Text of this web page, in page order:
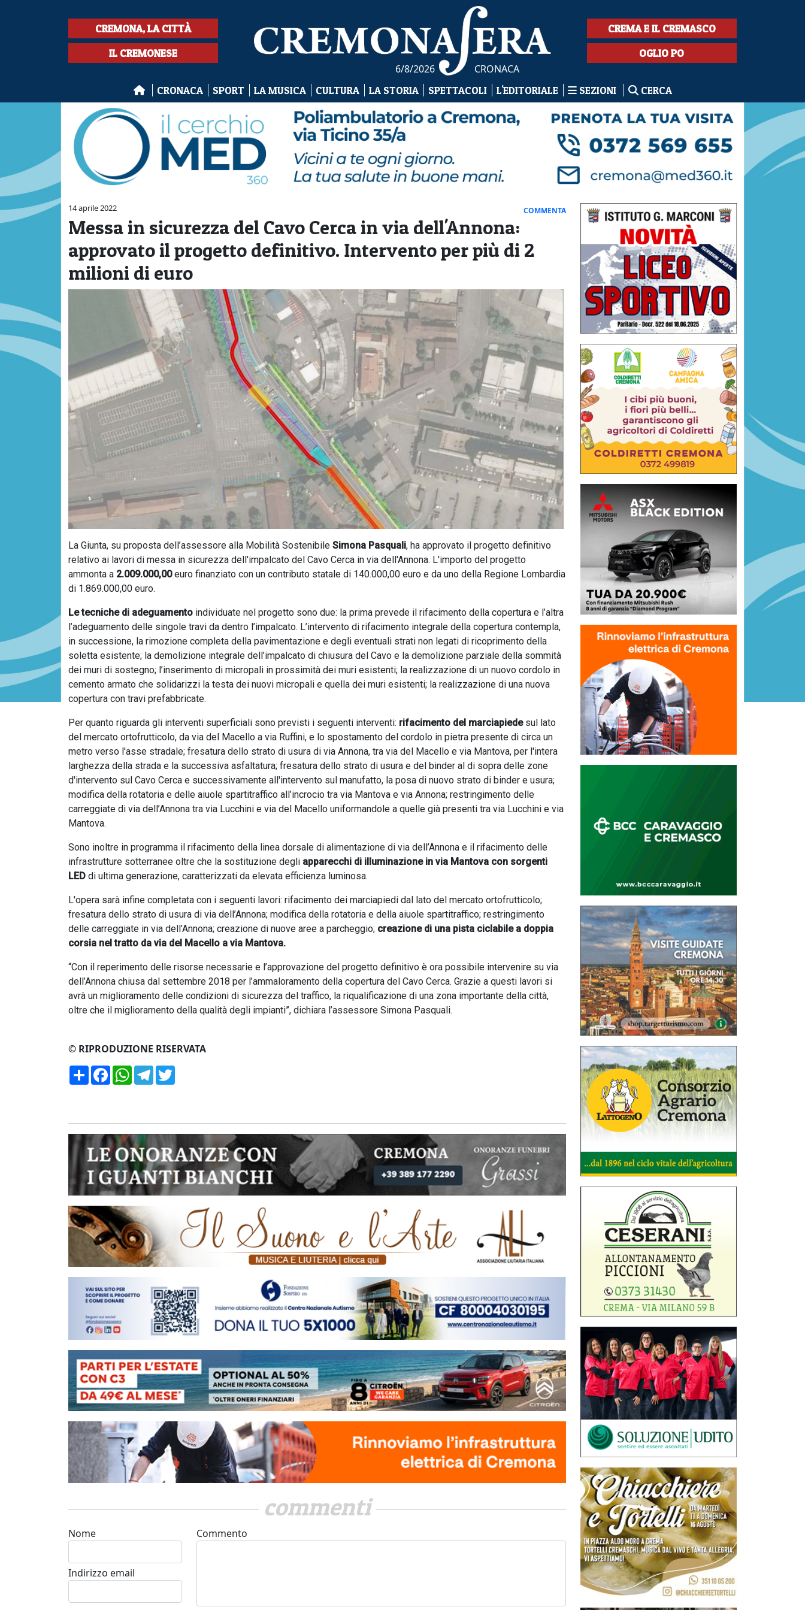
CREMONA, LA CITTÀ
IL CREMONESE
6/8/2026 CRONACA
CREMA E IL CREMASCO
OGLIO PO
CRONACA SPORT LA MUSICA CULTURA LA STORIA SPETTACOLI L'EDITORIALE SEZIONI CERCA
14 aprile 2022 COMMENTA
Messa in sicurezza del Cavo Cerca in via dell'Annona:
approvato il progetto definitivo. Intervento per più di 2
milioni di euro
La Giunta, su proposta dell’assessore alla Mobilità Sostenibile Simona Pasquali, ha approvato il progetto definitivo
relativo ai lavori di messa in sicurezza dell'impalcato del Cavo Cerca in via dell'Annona. L'importo del progetto
ammonta a 2.009.000,00euro finanziato con un contributo statale di 140.000,00 euro e da uno della Regione Lombardia
di 1.869.000,00 euro.
Le tecniche di adeguamento individuate nel progetto sono due: la prima prevede il rifacimento della copertura e l’altra
l’adeguamento delle singole travi da dentro l’impalcato. L’intervento di rifacimento integrale della copertura contempla,
in successione, la rimozione completa della pavimentazione e degli eventuali strati non legati di ricoprimento della
soletta esistente; la demolizione integrale dell’impalcato di chiusura del Cavo e la demolizione parziale della sommità
dei muri di sostegno; l’inserimento di micropali in prossimità dei muri esistenti; la realizzazione di un nuovo cordolo in
cemento armato che solidarizzi la testa dei nuovi micropali e quella dei muri esistenti; la realizzazione di una nuova
copertura con travi prefabbricate.
Per quanto riguarda gli interventi superficiali sono previsti i seguenti interventi: rifacimento del marciapiedesul lato
del mercato ortofrutticolo, da via del Macello a via Ruffini, e lo spostamento del cordolo in pietra presente di circa un
metro verso l'asse stradale; fresatura dello strato di usura di via Annona, tra via del Macello e via Mantova, per l'intera
larghezza della strada e la successiva asfaltatura; fresatura dello strato di usura e del binder al di sopra delle zone
d'intervento sul Cavo Cerca e successivamente all'intervento sul manufatto, la posa di nuovo strato di binder e usura;
modifica della rotatoria e delle aiuole spartitraffico all’incrocio tra via Mantova e via Annona; restringimento delle
carreggiate di via dell’Annona tra via Lucchini e via del Macello uniformandole a quelle già presenti tra via Lucchini e via
Mantova.
Sono inoltre in programma il rifacimento della linea dorsale di alimentazione di via dell’Annona e il rifacimento delle
infrastrutture sotterranee oltre che la sostituzione degli apparecchi di illuminazione in via Mantova con sorgenti
LED di ultima generazione, caratterizzati da elevata efficienza luminosa.
L'opera sarà infine completata con i seguenti lavori: rifacimento dei marciapiedi dal lato del mercato ortofrutticolo;
fresatura dello strato di usura di via dell’Annona; modifica della rotatoria e della aiuole spartitraffico; restringimento
delle carreggiate in via dell’Annona; creazione di nuove aree a parcheggio; creazione di una pista ciclabile a doppia
corsia nel tratto da via del Macello a via Mantova.
“Con il reperimento delle risorse necessarie e l’approvazione del progetto definitivo è ora possibile intervenire su via
dell’Annona chiusa dal settembre 2018 per l’ammaloramento della copertura del Cavo Cerca. Grazie a questi lavori si
avrà un miglioramento delle condizioni di sicurezza del traffico, la riqualificazione di una zona importante della città,
oltre che il miglioramento della qualità degli impianti”, dichiara l’assessore Simona Pasquali.
© RIPRODUZIONE RISERVATA
CondividiFacebookWhatsApp
Telegram
commenti
Nome
Indirizzo email
Commento